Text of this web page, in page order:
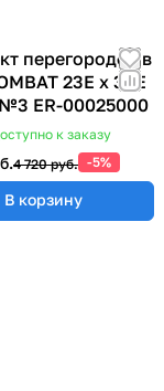
перегородок в
23Е х 36Е
ER-00025000
к заказу
4 720 руб. -5%
В корзину